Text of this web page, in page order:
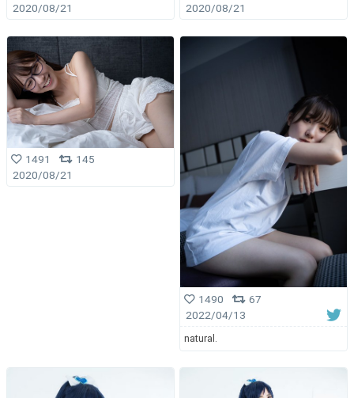
2020/08/21
2020/08/21
1491
145
2020/08/21
1490
67
2022/04/13
natural.